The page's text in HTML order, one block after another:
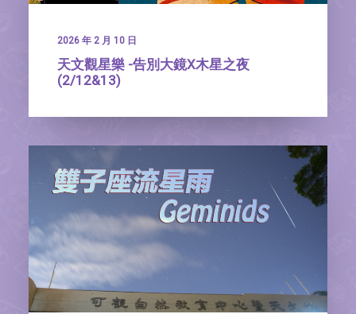
2026 年 2 月 10 日
天文觀星樂 -告別大鏡X木星之夜
(2/12&13)